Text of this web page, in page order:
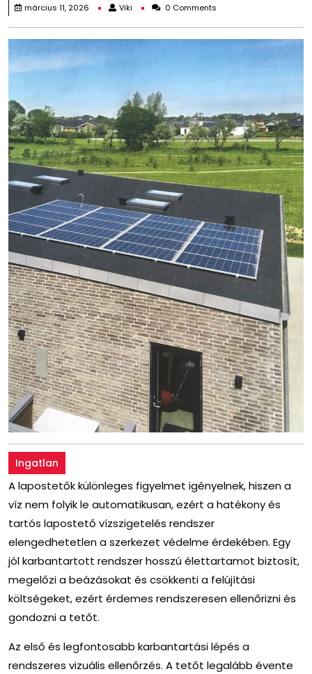
március 11, 2026 Viki Viki 0 Comments
Ingatlan
A lapostetők különleges figyelmet igényelnek, hiszen a
víz nem folyik le automatikusan, ezért a hatékony és
tartós lapostető vízszigetelés rendszer
elengedhetetlen a szerkezet védelme érdekében. Egy
jól karbantartott rendszer hosszú élettartamot biztosít,
megelőzi a beázásokat és csökkenti a felújítási
költségeket, ezért érdemes rendszeresen ellenőrizni és
gondozni a tetőt.
Az első és legfontosabb karbantartási lépés a
rendszeres vizuális ellenőrzés. A tetőt legalább évente